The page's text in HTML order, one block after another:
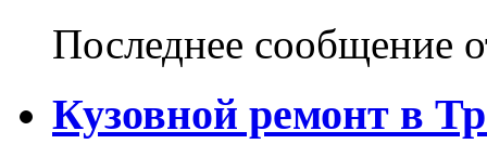
Последнее сообщение
Кузовной ремонт в